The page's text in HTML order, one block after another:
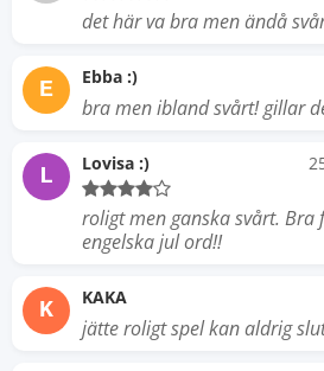
det här va bra men ändå
E Ebba :)
bra men ibland svårt! gillar
L Lovisa :)
roligt men ganska svårt. Bra
engelska jul ord!!
K KAKA
jätte roligt spel kan aldrig